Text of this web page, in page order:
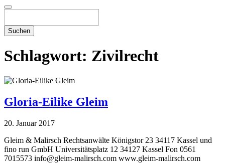
Suchen
Schlagwort: Zivilrecht
Gloria-Eilike Gleim
20. Januar 2017
Gleim & Malirsch Rechtsanwälte Königstor 23 34117 Kassel und
fino run GmbH Universitätsplatz 12 34127 Kassel Fon 0561
7015573 info@gleim-malirsch.com www.gleim-malirsch.com